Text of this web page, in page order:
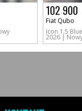
102 900
Fiat Qubo
Icon 1.5
2026 |